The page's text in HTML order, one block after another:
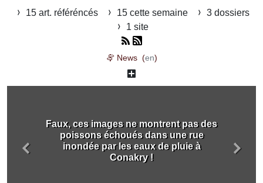
15 art. référéncés 15 cette semaine
3 dossiers
1 site
News (en)
Faux, ces images ne montrent pas des
poissons échoués dans une rue
inondée par les eaux de pluie à
Conakry !
Précédent